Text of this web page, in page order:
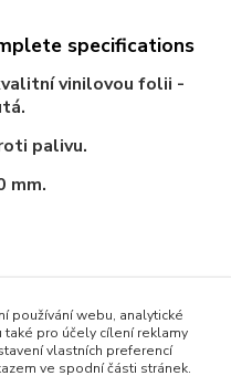
specifications
vinilovou folii -
palivu.
mm.
/ Goods classified in
používání webu, analytické
pro účely cílení reklamy
vlastních preferencí
ve spodní části stránek.